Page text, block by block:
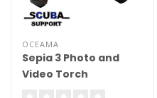
OCEAMA
Sepia 3 Photo and
Video Torch